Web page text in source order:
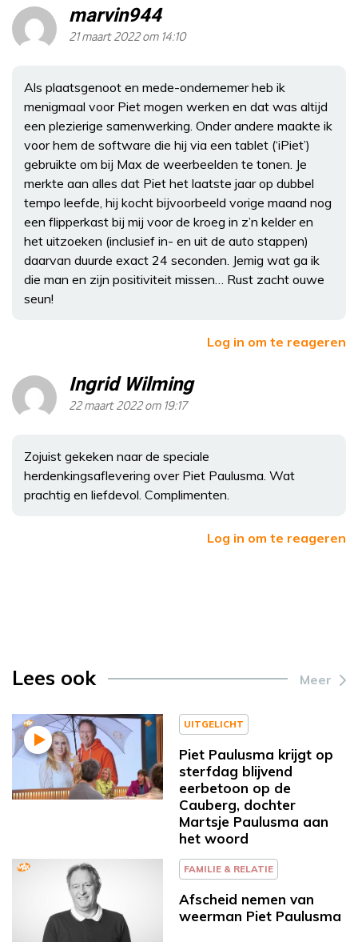
marvin944
21 maart 2022 om 14:10
Als plaatsgenoot en mede-ondernemer heb ik
menigmaal voor Piet mogen werken en dat was altijd
een plezierige samenwerking. Onder andere maakte ik
voor hem de software die hij via een tablet (‘iPiet’)
gebruikte om bij Max de weerbeelden te tonen. Je
merkte aan alles dat Piet het laatste jaar op dubbel
tempo leefde, hij kocht bijvoorbeeld vorige maand nog
een flipperkast bij mij voor de kroeg in z’n kelder en
het uitzoeken (inclusief in- en uit de auto stappen)
daarvan duurde exact 24 seconden. Jemig wat ga ik
die man en zijn positiviteit missen… Rust zacht ouwe
seun!
Log in om te reageren
Ingrid Wilming
22 maart 2022 om 19:17
Zojuist gekeken naar de speciale
herdenkingsaflevering over Piet Paulusma. Wat
prachtig en liefdevol. Complimenten.
Log in om te reageren
Lees ook Meer
UITGELICHT
Piet Paulusma krijgt op
sterfdag blijvend
eerbetoon op de
Cauberg, dochter
Martsje Paulusma aan
het woord
FAMILIE & RELATIE
Afscheid nemen van
weerman Piet Paulusma